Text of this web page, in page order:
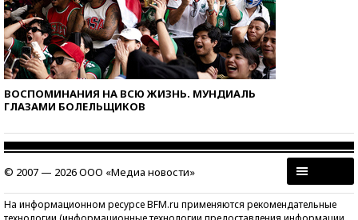
ВОСПОМИНАНИЯ НА ВСЮ ЖИЗНЬ. МУНДИАЛЬ
ГЛАЗАМИ БОЛЕЛЬЩИКОВ
© 2007 — 2026 ООО «Медиа новости»
На информационном ресурсе BFM.ru применяются рекомендательные